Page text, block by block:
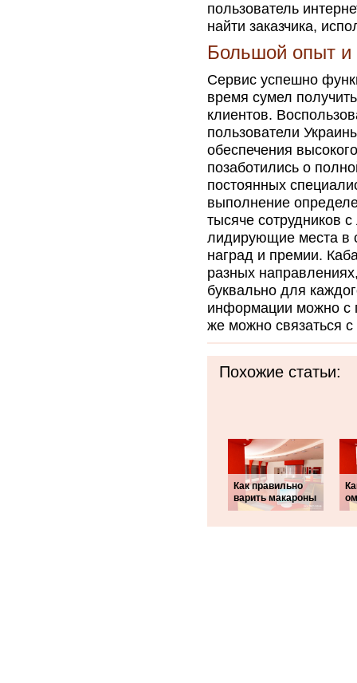
пользователь
найти заказчика,
Большой опыт и
Сервис успешно
время сумел
клиентов.
пользователи
обеспечения
позаботились о
постоянных
выполнение
тысяче сотрудников
лидирующие места в
наград и премии.
разных
буквально для
информации можно с
же можно связаться
Похожие статьи:
Как правильно
варить макароны